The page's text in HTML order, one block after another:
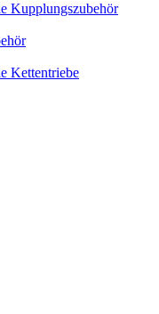
Kupplungszubehör
Kettentriebe